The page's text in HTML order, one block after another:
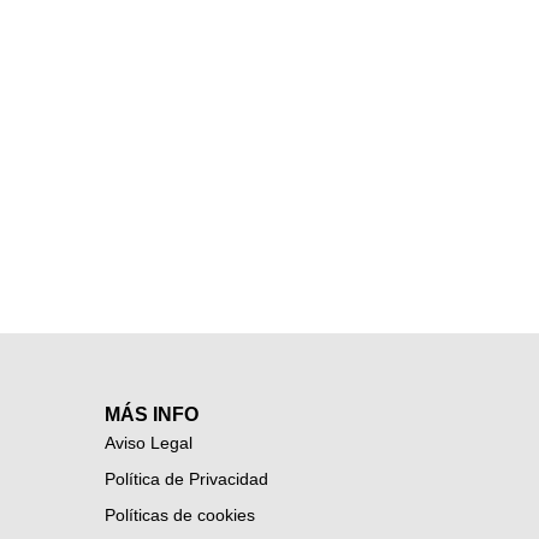
MÁS INFO
Aviso Legal
Política de Privacidad
Políticas de cookies